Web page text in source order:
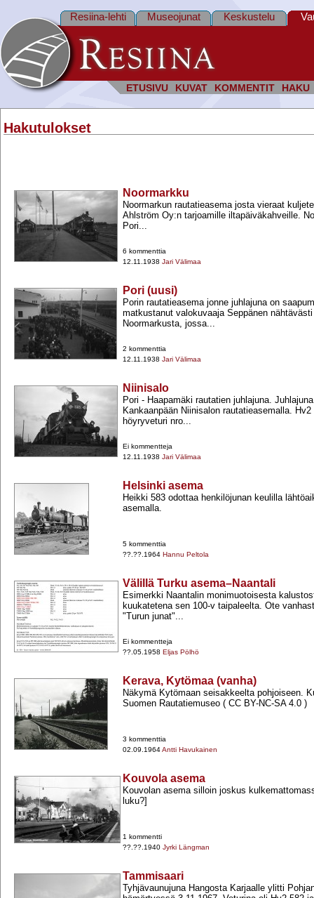
ETUSIVU KUVAT KOMMENTIT HAKU
Resiina-lehti Museojunat Keskustelu
Hakutulokset
Noormarkku
Noormarkun rautatieasema josta vieraat
Ahlström Oy:n tarjoamille iltapäiväkahveille.
Pori...
6 kommenttia
12.11.1938 Jari Välimaa
Pori (uusi)
Porin rautatieasema jonne juhlajuna on
matkustanut valokuvaaja Seppänen
Noormarkusta, jossa...
2 kommenttia
12.11.1938 Jari Välimaa
Niinisalo
Pori -​ Haapamäki rautatien juhlajuna.
Kankaanpään Niinisalon rautatieasemalla.
höyryveturi nro...
Ei kommentteja
12.11.1938 Jari Välimaa
Helsinki asema
Heikki 583 odottaa henkilöjunan keulilla
asemalla.
5 kommenttia
??.??.1964 Hannu Peltola
Välillä Turku asema–Naantali
Esimerkki Naantalin monimuotoisesta
kuukatetena sen 100-​v taipaleelta. Ote
"Turun junat"...
Ei kommentteja
??.05.1958 Eljas Pölhö
Kerava, Kytömaa (vanha)
Näkymä Kytömaan seisakkeelta pohjoiseen.
Suomen Rautatiemuseo ( CC BY-​NC-​SA 4.0 )
3 kommenttia
02.09.1964Antti Havukainen
Kouvola asema
Kouvolan asema silloin joskus
luku?]
1 kommentti
??.??.1940 Jyrki Längman
Tammisaari
Tyhjävaunujuna Hangosta Karjaalle ylitti